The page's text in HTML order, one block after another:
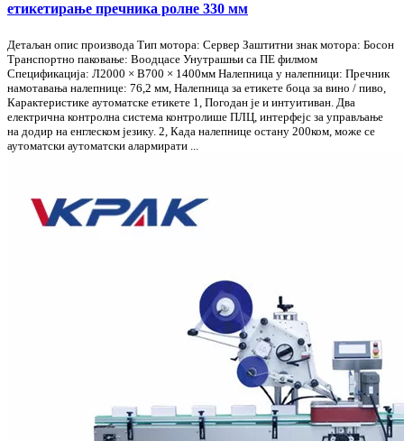
етикетирање пречника ролне 330 мм
Детаљан опис производа Тип мотора: Сервер Заштитни знак мотора: Босон
Транспортно паковање: Воодцасе Унутрашњи са ПЕ филмом
Спецификација: Л2000 × В700 × 1400мм Налепница у налепници: Пречник
намотавања налепнице: 76,2 мм, Налепница за етикете боца за вино / пиво,
Карактеристике аутоматске етикете 1, Погодан је и интуитиван. Два
електрична контролна система контролише ПЛЦ, интерфејс за управљање
на додир на енглеском језику. 2, Када налепнице остану 200ком, може се
аутоматски аутоматски алармирати ...